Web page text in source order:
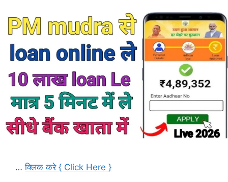
…क्लिक करे { Click Here }